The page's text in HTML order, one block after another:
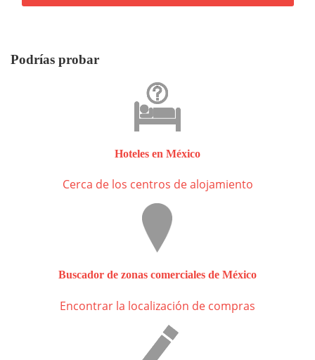
Podrías probar
Hoteles en México
Cerca de los centros de alojamiento
Buscador de zonas comerciales de México
Encontrar la localización de compras